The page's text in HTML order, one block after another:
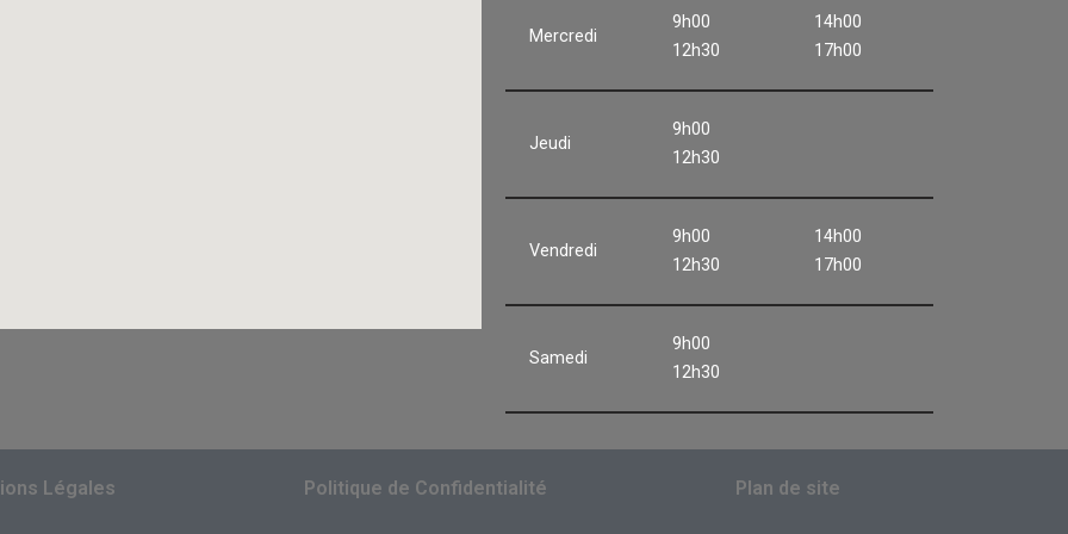
Mercredi
9h00
12h30
14h00
17h00
Jeudi
9h00
12h30
Vendredi
9h00
12h30
14h00
17h00
Samedi
9h00
12h30
Légales Politique de Confidentialité Plan de site